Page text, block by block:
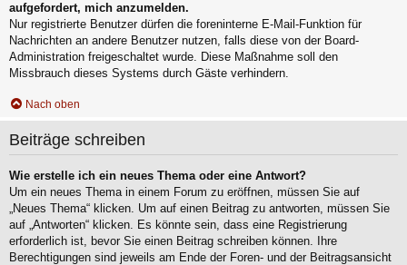
aufgefordert, mich anzumelden.
Nur registrierte Benutzer dürfen die foreninterne E-Mail-Funktion für
Nachrichten an andere Benutzer nutzen, falls diese von der Board-
Administration freigeschaltet wurde. Diese Maßnahme soll den
Missbrauch dieses Systems durch Gäste verhindern.
Nach oben
Beiträge schreiben
Wie erstelle ich ein neues Thema oder eine Antwort?
Um ein neues Thema in einem Forum zu eröffnen, müssen Sie auf
„Neues Thema“ klicken. Um auf einen Beitrag zu antworten, müssen Sie
auf „Antworten“ klicken. Es könnte sein, dass eine Registrierung
erforderlich ist, bevor Sie einen Beitrag schreiben können. Ihre
Berechtigungen sind jeweils am Ende der Foren- und der Beitragsansicht